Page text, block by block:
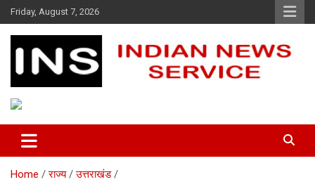
Skip
to
content
Friday, August 7, 2026
Indian News Service
Home राज्य
उत्तराखंड